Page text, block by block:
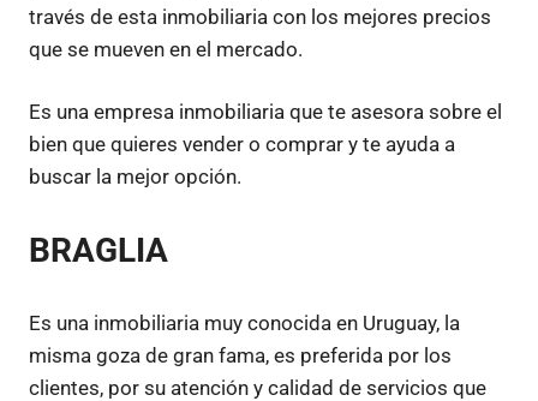
través de esta inmobiliaria con los mejores precios
que se mueven en el mercado.
Es una empresa inmobiliaria que te asesora sobre el
bien que quieres vender o comprar y te ayuda a
buscar la mejor opción.
BRAGLIA
Es una inmobiliaria muy conocida en Uruguay, la
misma goza de gran fama, es preferida por los
clientes, por su atención y calidad de servicios que